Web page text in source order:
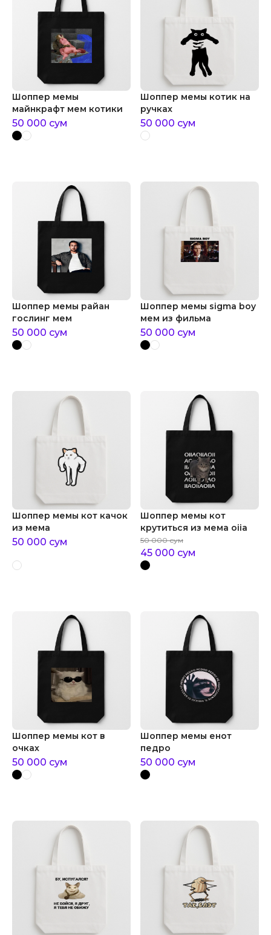
Шоппер мемы
майнкрафт мем котики
50 000 сум
Шоппер мемы котик на
ручках
50 000 сум
Шоппер мемы райан
гослинг мем
50 000 сум
Шоппер мемы sigma boy
мем из фильма
50 000 сум
Шоппер мемы кот качок
из мема
50 000 сум
Шоппер мемы кот
крутиться из мема oiia
50 000 сум
45 000 сум
Шоппер мемы кот в
очках
50 000 сум
Шоппер мемы енот
педро
50 000 сум